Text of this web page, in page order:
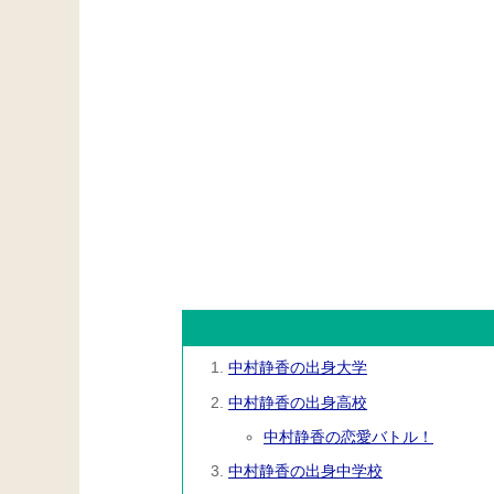
中村静香の出身大学
中村静香の出身高校
中村静香の恋愛バトル！
中村静香の出身中学校